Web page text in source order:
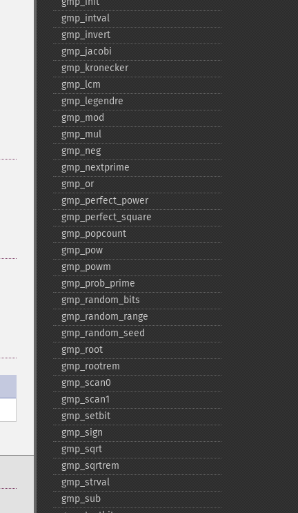
gmp_​intval
gmp_​invert
gmp_​jacobi
gmp_​kronecker
gmp_​lcm
gmp_​legendre
gmp_​mod
gmp_​mul
gmp_​neg
gmp_​nextprime
gmp_​or
gmp_​perfect_​power
gmp_​perfect_​square
gmp_​popcount
gmp_​pow
gmp_​powm
gmp_​prob_​prime
gmp_​random_​bits
gmp_​random_​range
gmp_​random_​seed
gmp_​root
gmp_​rootrem
gmp_​scan0
gmp_​scan1
gmp_​setbit
gmp_​sign
gmp_​sqrt
gmp_​sqrtrem
gmp_​strval
gmp_​sub